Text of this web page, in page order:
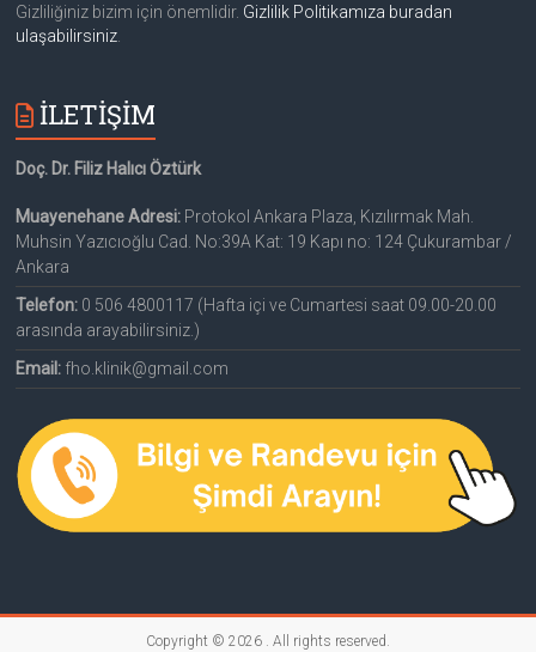
Gizliliğiniz bizim için önemlidir. Gizlilik Politikamıza buradan
ulaşabilirsiniz
İLETİŞİM
Doç. Dr. Filiz Halıcı Öztürk
Muayenehane Adresi: Protokol Ankara Plaza, Kızılırmak Mah.
Muhsin Yazıcıoğlu Cad. No:39A Kat: 19 Kapı no: 124 Çukurambar /
Ankara
Telefon: 0 506 4800117 (Hafta içi ve Cumartesi saat 09.00-20.00
arasında arayabilirsiniz.)
Email: fho.klinik@gmail.com
Copyright © 2026 . All rights reserved.